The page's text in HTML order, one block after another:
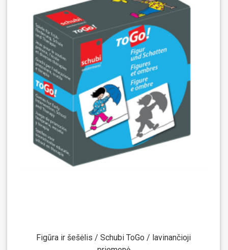
Figūra ir šešėlis / Schubi ToGo / lavinančioji